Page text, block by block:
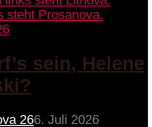
sein, Helene
266. Juli 2026